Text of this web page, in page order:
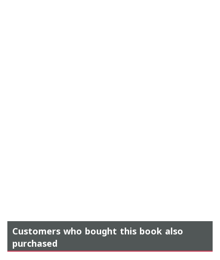
Customers who bought this book also
purchased